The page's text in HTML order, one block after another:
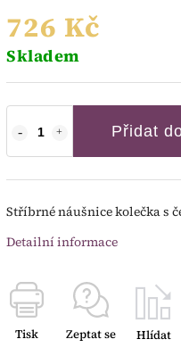
726 Kč
Skladem
Přidat
Stříbrné náušnice kolečka s
Detailní informace
Tisk Zeptat se Hlídat